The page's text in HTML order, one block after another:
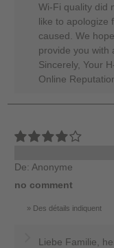
Wi-Fi quality did
like to apologize
caused. We
provide you with
Sincerely, Your
Online
De: Anonyme
no comment
Des détails indiquent
Liebe Familie,